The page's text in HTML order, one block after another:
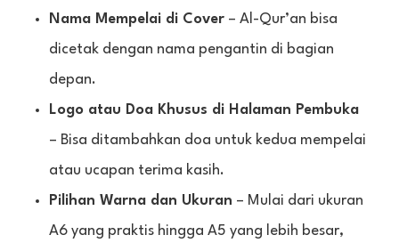
Nama Mempelai di Cover– Al-Qur’an bisa
dicetak dengan nama pengantin di bagian
depan.
Logo atau Doa Khusus di Halaman Pembuka
– Bisa ditambahkan doa untuk kedua mempelai
atau ucapan terima kasih.
Pilihan Warna dan Ukuran – Mulai dari ukuran
A6 yang praktis hingga A5 yang lebih besar,